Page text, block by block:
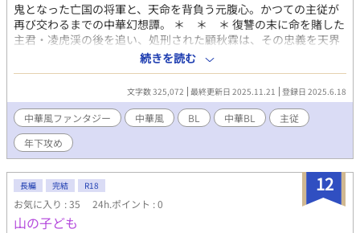
鬼となった亡国の将軍と、天命を背負う元腹心。かつての主従が
再び交わるまでの中華幻想譚。 ＊ ＊ ＊ 復讐の末に命を賭した
主君・凌虎渓の後を追い、処刑された顧秋霖は、その忠義を天界
に認められ、神の使い『天吏』として召し上げられる。三百年
後、天帝の命により、秋霖は失われた祓魔剣を探すため人界へと
降り立った。捜索の旅で出会ったのは、奇妙な深鬼・百骨盃酒。
彼の協力を得た秋霖は、三千年前に滅んだ『伏国』と祓魔剣の因
縁にたどり着く。だが、百骨盃酒の言動や姿に、秋霖はかつての
主君・凌虎渓の面影を重ねてしまい――。神と鬼と人、過去と現
在が交錯する中で秋霖は自身の信義と向き合っていく。 ＊ ＊
＊ 主×従の全四章構成です。前半は全年齢ですが、後半は過激な
表現が含まれますのでお気をつけください。 丹田・点穴・内功な
ど、中華ファンタジー特有の表現が登場しますが、用語は冒頭に
注釈を入れております。雰囲気を楽しむくらいの気持ちで読んで
いただければ大丈夫です。
続きを読む
文字数 325,072 最終更新日 2025.11.21 登録日 2025.6.18
中華風ファンタジー 中華風 BL 中華BL
主従
年下攻め
12
長編 完結 R18
お気に入り : 35 24h.ポイント : 0
山の子ども